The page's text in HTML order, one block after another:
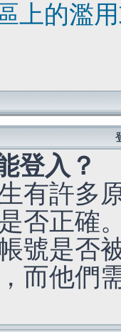
上的濫
登入？
有許多
否正確
號是否
而他們